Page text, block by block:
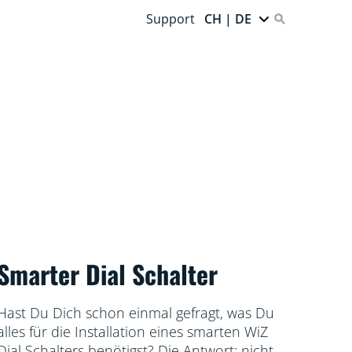
Support CH | DE
Dial Schalter
Du Dich schon einmal gefragt, was Du
für die Installation eines smarten WiZ